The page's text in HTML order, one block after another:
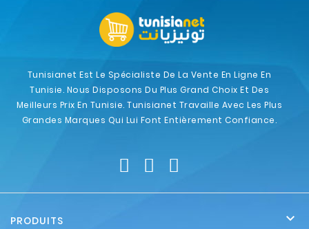
Tunisianet Est Le Spécialiste De La Vente En Ligne En
Tunisie. Nous Disposons Du Plus Grand Choix Et Des
Meilleurs Prix En Tunisie. Tunisianet Travaille Avec Les Plus
Grandes Marques Qui Lui Font Entièrement Confiance.
PRODUITS 